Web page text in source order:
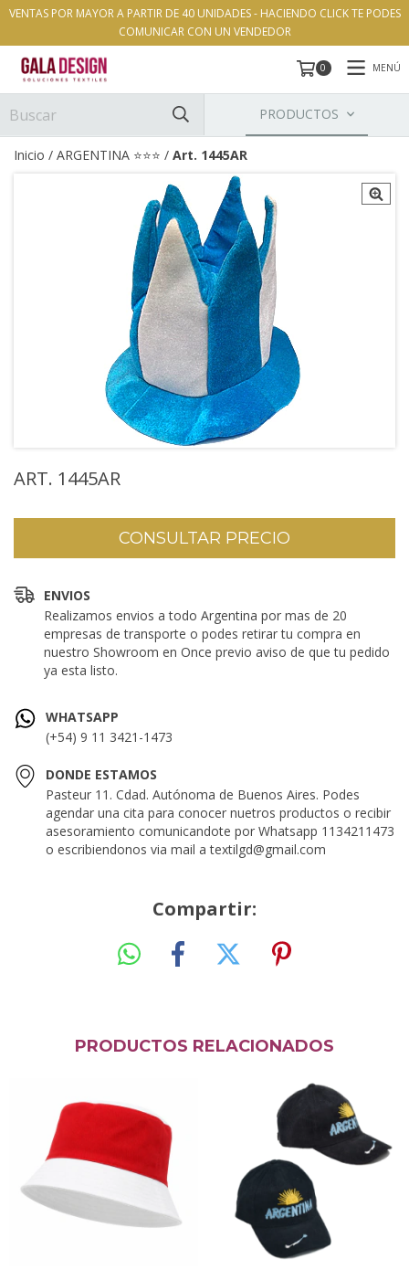
VENTAS POR MAYOR A PARTIR DE 40 UNIDADES - HACIENDO CLICK TE PODES
COMUNICAR CON UN VENDEDOR
0 MENÚ
PRODUCTOS
Inicio / ARGENTINA ⭐️⭐️⭐️ / Art. 1445AR
ART. 1445AR
ENVIOS
Realizamos envios a todo Argentina por mas de 20
empresas de transporte o podes retirar tu compra en
nuestro Showroom en Once previo aviso de que tu pedido
ya esta listo.
WHATSAPP
(+54) 9 11 3421-1473
DONDE ESTAMOS
Pasteur 11. Cdad. Autónoma de Buenos Aires. Podes
agendar una cita para conocer nuetros productos o recibir
asesoramiento comunicandote por Whatsapp 1134211473
o escribiendonos via mail atextilgd@gmail.com
Compartir:
PRODUCTOS RELACIONADOS